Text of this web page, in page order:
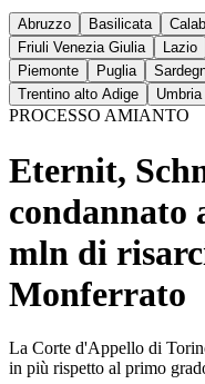
Abruzzo Basilicata
Friuli Venezia Giulia
Lazio
Piemonte
Puglia
Trentino alto Adige
Umbria
PROCESSO AMIANTO
Eternit,
condannato
mln di
Monferrato
La Corte d'Appello di
in più rispetto al primo